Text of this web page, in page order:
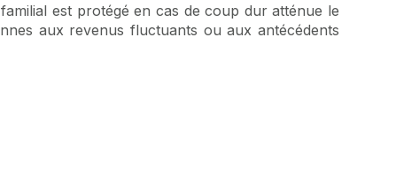
est protégé en cas de coup dur atténue le
aux revenus fluctuants ou aux antécédents